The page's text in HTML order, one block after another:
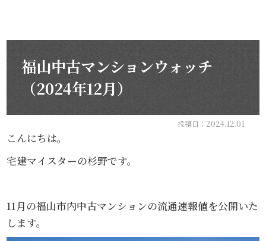
福山中古マンションウォッチ
（2024年12月）
投稿日：2024.12.01
こんにちは。
宅建マイスターの杉野です。
11月の福山市内中古マンションの流通速報値を公開いた
します。